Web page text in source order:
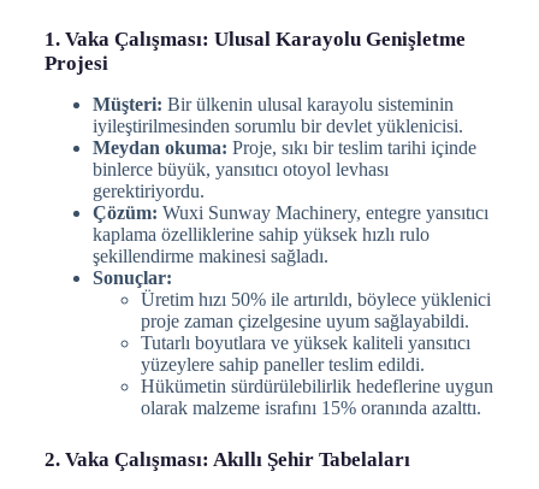
1. Vaka Çalışması: Ulusal Karayolu Genişletme
Projesi
Müşteri: Bir ülkenin ulusal karayolu sisteminin
iyileştirilmesinden sorumlu bir devlet yüklenicisi.
Meydan okuma: Proje, sıkı bir teslim tarihi içinde
binlerce büyük, yansıtıcı otoyol levhası
gerektiriyordu.
Çözüm: Wuxi Sunway Machinery, entegre yansıtıcı
kaplama özelliklerine sahip yüksek hızlı rulo
şekillendirme makinesi sağladı.
Sonuçlar:
Üretim hızı 50% ile artırıldı, böylece yüklenici
proje zaman çizelgesine uyum sağlayabildi.
Tutarlı boyutlara ve yüksek kaliteli yansıtıcı
yüzeylere sahip paneller teslim edildi.
Hükümetin sürdürülebilirlik hedeflerine uygun
olarak malzeme israfını 15% oranında azalttı.
2. Vaka Çalışması: Akıllı Şehir Tabelaları